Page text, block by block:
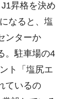
昇格を決め
なると、塩
ンターか
。駐車場の4
ト「塩尻エ
ているの